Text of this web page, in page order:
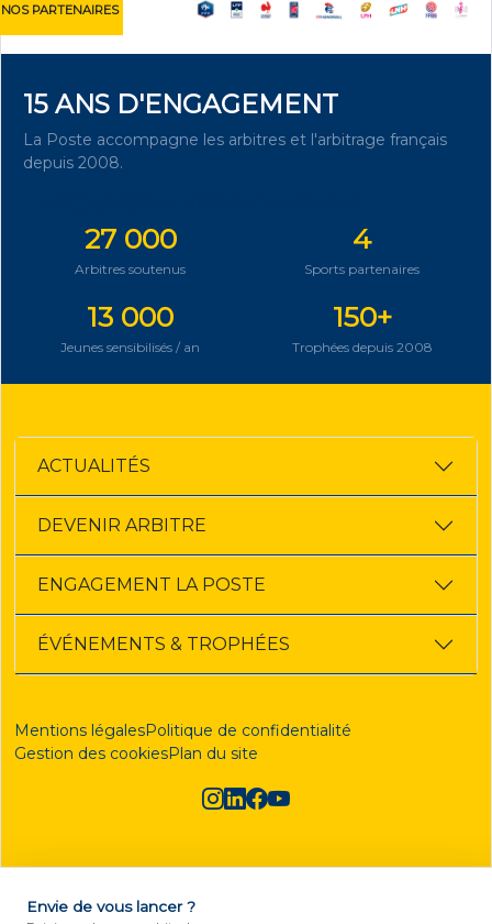
NOS PARTENAIRES
15 ANS D'ENGAGEMENT
La Poste accompagne les arbitres et l'arbitrage français
depuis 2008.
27 000
Arbitres soutenus
4
Sports partenaires
13 000
Jeunes sensibilisés / an
150+
Trophées depuis 2008
ACTUALITÉS
DEVENIR ARBITRE
ENGAGEMENT LA POSTE
ÉVÉNEMENTS & TROPHÉES
Mentions légalesPolitique de confidentialité
Gestion des cookiesPlan du site
Envie de vous lancer ?